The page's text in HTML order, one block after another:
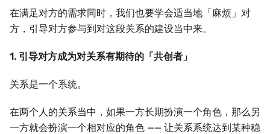
在满足对方的需求同时，我们也要学会适当地「麻烦」对
方，引导对方参与到对这段关系的建设当中来。
1. 引导对方成为对关系有期待的「共创者」
关系是一个系统。
在两个人的关系当中，如果一方长期扮演一个角色，那么另
一方就会扮演一个相对应的角色 —— 让关系系统达到某种稳